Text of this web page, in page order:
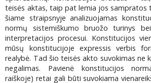
teisės aktas, taip pat lemia jos sampratos
šiame straipsnyje analizuojamas
normų sistemiškumo bruožo turinys
interpretacijos procesui. Konstitucijos
mūsų konstitucijoje expressis verbis
realybė. Tad šio teisės akto suvokimas ne
negalimas. Pavienė konstitucijos
raiškoje) retai gali būti suvokiama